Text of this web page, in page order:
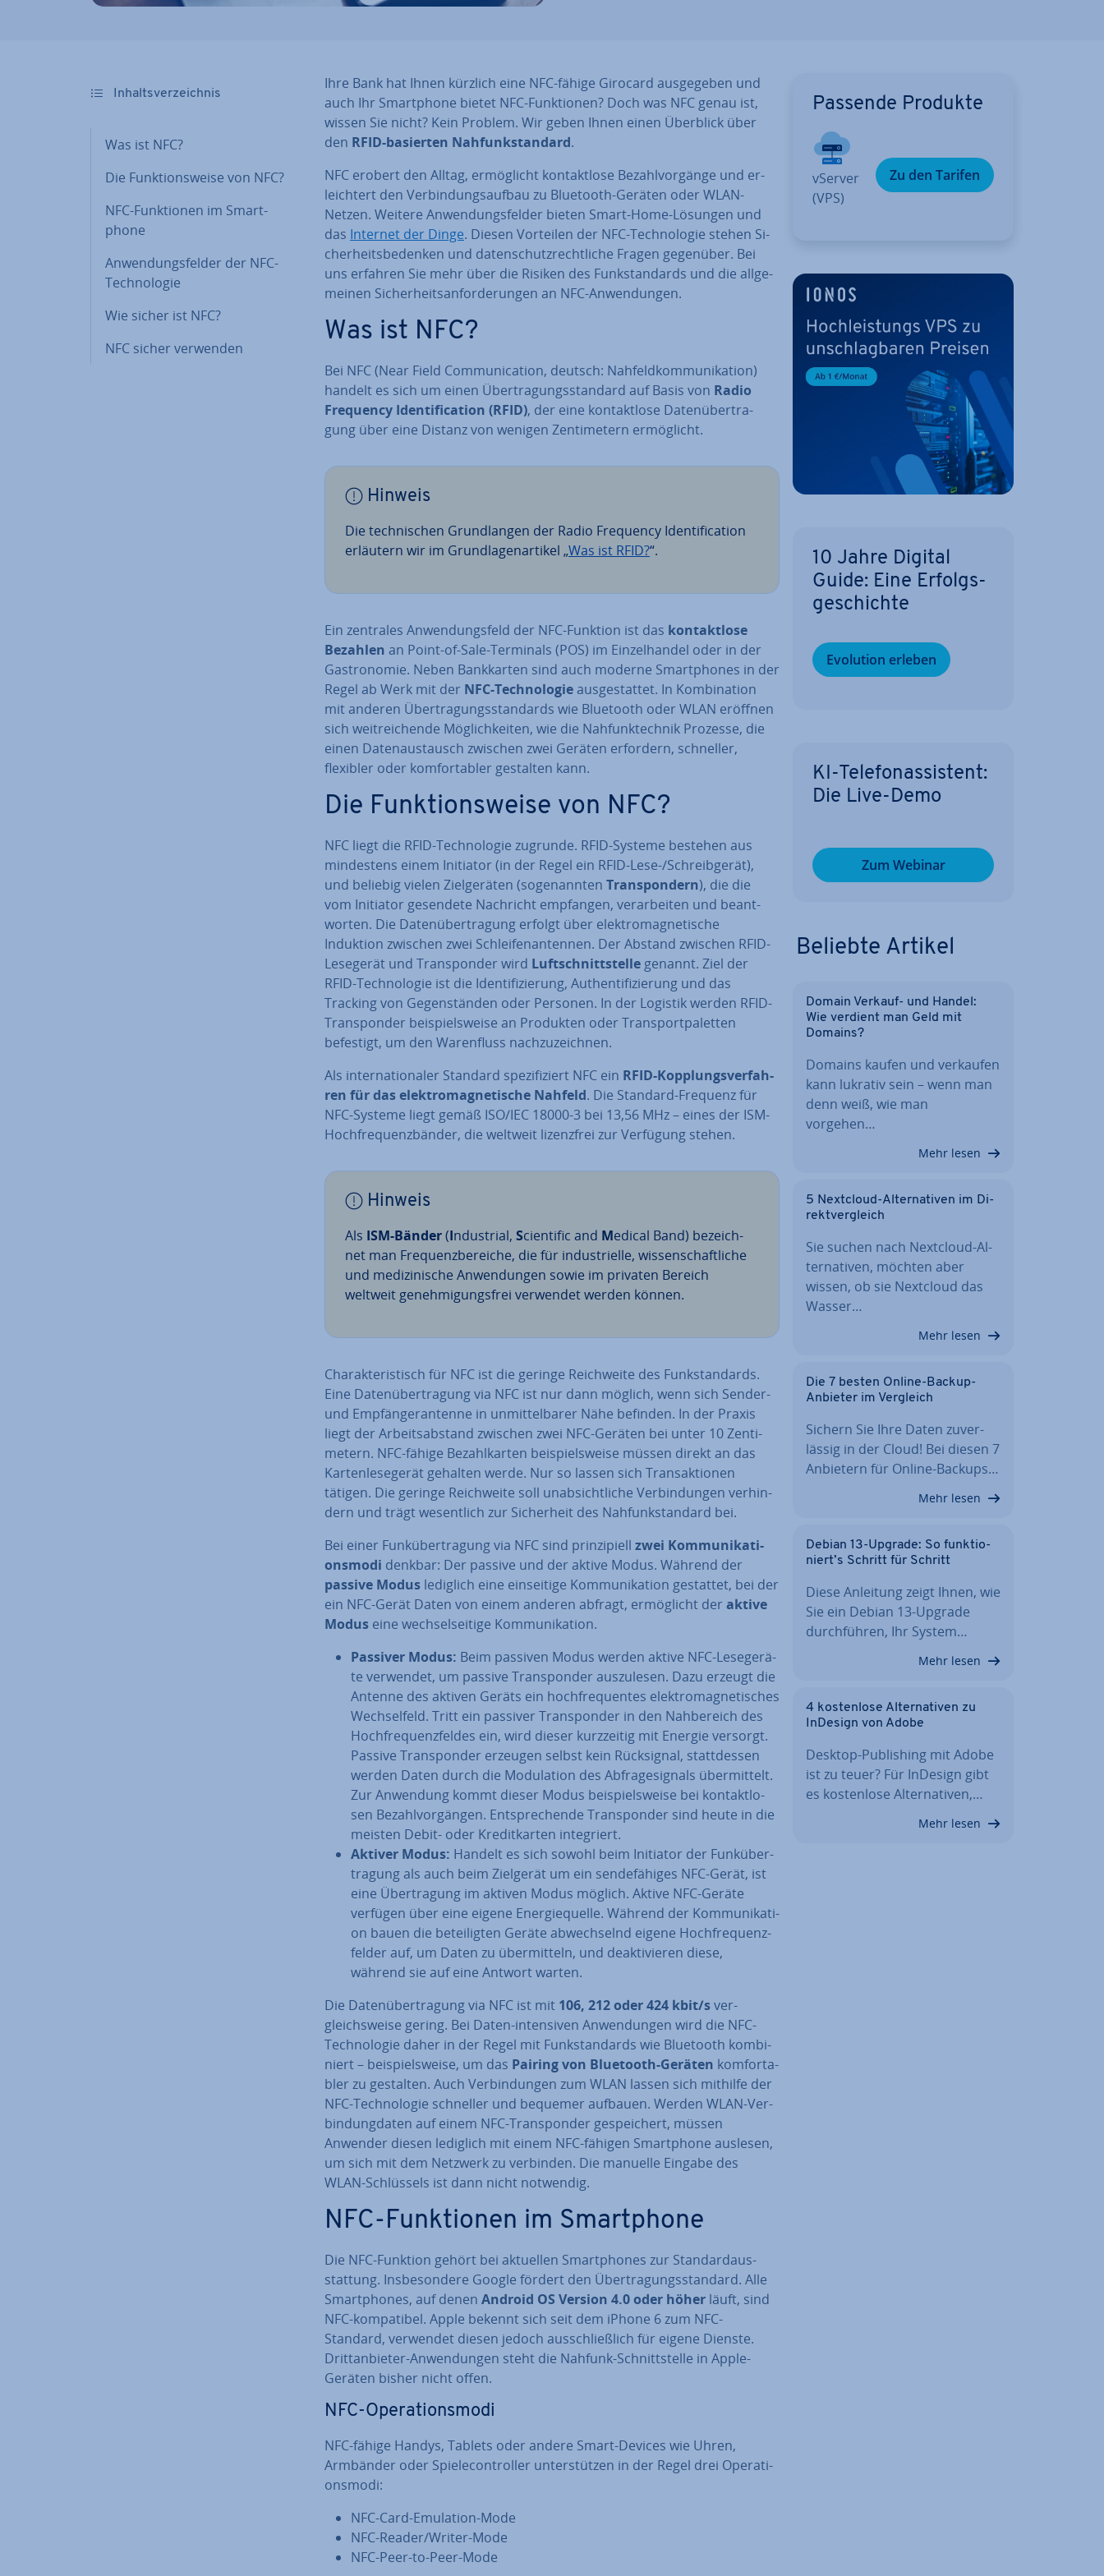
In­halts­ver­zeich­nis
Was ist NFC?
Die Funk­ti­ons­wei­se von NFC?
NFC-Funk­tio­nen im Smart­
phone
An­wen­dungs­fel­der der NFC-
Tech­no­lo­gie
Wie sicher ist NFC?
NFC sicher verwenden
Ihre Bank hat Ihnen kürzlich eine NFC-fähige Girocard aus­ge­ge­ben und
auch Ihr Smart­phone bietet NFC-Funk­tio­nen? Doch was NFC genau ist,
wissen Sie nicht? Kein Problem. Wir geben Ihnen einen Überblick über
den RFID-basierten Nah­funk­stan­dard.
NFC erobert den Alltag, er­mög­licht kon­takt­lo­se Be­zahl­vor­gän­ge und er­
leich­tert den Ver­bin­dungs­auf­bau zu Bluetooth-Geräten oder WLAN-
Netzen. Weitere An­wen­dungs­fel­der bieten Smart-Home-Lösungen und
das Internet der Dinge. Diesen Vorteilen der NFC-Tech­no­lo­gie stehen Si­
cher­heits­be­den­ken und da­ten­schutz­recht­li­che Fragen gegenüber. Bei
uns erfahren Sie mehr über die Risiken des Funk­stan­dards und die all­ge­
mei­nen Si­cher­heits­an­for­de­run­gen an NFC-An­wen­dun­gen.
Was ist NFC?
Bei NFC (Near Field Com­mu­ni­ca­ti­on, deutsch: Nah­feld­kom­mu­ni­ka­ti­on)
handelt es sich um einen Über­tra­gungs­stan­dard auf Basis von Radio
Frequency Iden­ti­fi­ca­ti­on (RFID), der eine kon­takt­lo­se Da­ten­über­tra­
gung über eine Distanz von wenigen Zen­ti­me­tern er­mög­licht.
Hinweis
Die tech­ni­schen Grund­lan­gen der Radio Frequency Iden­ti­fi­ca­ti­on
erläutern wir im Grund­la­gen­ar­ti­kel „Was ist RFID?“.
Ein zentrales An­wen­dungs­feld der NFC-Funktion ist das kon­takt­lo­se
Bezahlen an Point-of-Sale-Terminals (POS) im Ein­zel­han­del oder in der
Gas­tro­no­mie. Neben Bank­kar­ten sind auch moderne Smart­phones in der
Regel ab Werk mit der NFC-Tech­no­lo­gieaus­ge­stat­tet. In Kom­bi­na­ti­on
mit anderen Über­tra­gungs­stan­dards wie Bluetooth oder WLAN eröffnen
sich weit­rei­chen­de Mög­lich­kei­ten, wie die Nah­funk­tech­nik Prozesse, die
einen Da­ten­aus­tausch zwischen zwei Geräten erfordern, schneller,
flexibler oder kom­for­ta­bler gestalten kann.
Die Funk­ti­ons­wei­se von NFC?
NFC liegt die RFID-Tech­no­lo­gie zugrunde. RFID-Systeme bestehen aus
min­des­tens einem Initiator (in der Regel ein RFID-Lese-/Schreib­ge­rät),
und beliebig vielen Ziel­ge­rä­ten (so­ge­nann­ten Trans­pon­dern), die die
vom Initiator gesendete Nachricht empfangen, ver­ar­bei­ten und be­ant­
wor­ten. Die Da­ten­über­tra­gung erfolgt über elek­tro­ma­gne­ti­sche
Induktion zwischen zwei Schlei­fen­an­ten­nen. Der Abstand zwischen RFID-
Lesegerät und Trans­pon­der wird Luft­schnitt­stel­le genannt. Ziel der
RFID-Tech­no­lo­gie ist die Iden­ti­fi­zie­rung, Au­then­ti­fi­zie­rung und das
Tracking von Ge­gen­stän­den oder Personen. In der Logistik werden RFID-
Trans­pon­der bei­spiels­wei­se an Produkten oder Trans­port­pa­let­ten
befestigt, um den Wa­ren­fluss nach­zu­zeich­nen.
Als in­ter­na­tio­na­ler Standard spe­zi­fi­ziert NFC ein RFID-Kopp­lungs­ver­fah­
ren für das elek­tro­ma­gne­ti­sche Nahfeld. Die Standard-Frequenz für
NFC-Systeme liegt gemäß ISO/IEC 18000-3 bei 13,56 MHz – eines der ISM-
Hoch­fre­quenz­bän­der, die weltweit li­zenz­frei zur Verfügung stehen.
Hinweis
Als ISM-Bänder(Industrial, Scientific and Medical Band) be­zeich­
net man Fre­quenz­be­rei­che, die für in­dus­tri­el­le, wis­sen­schaft­li­che
und me­di­zi­ni­sche An­wen­dun­gen sowie im privaten Bereich
weltweit ge­neh­mi­gungs­frei verwendet werden können.
Cha­rak­te­ris­tisch für NFC ist die geringe Reich­wei­te des Funk­stan­dards.
Eine Da­ten­über­tra­gung via NFC ist nur dann möglich, wenn sich Sender-
und Emp­fän­ger­an­ten­ne in un­mit­tel­ba­rer Nähe befinden. In der Praxis
liegt der Ar­beits­ab­stand zwischen zwei NFC-Geräten bei unter 10 Zen­ti­
me­tern. NFC-fähige Be­zahl­kar­ten bei­spiels­wei­se müssen direkt an das
Kar­ten­le­se­ge­rät gehalten werde. Nur so lassen sich Trans­ak­tio­nen
tätigen. Die geringe Reich­wei­te soll un­ab­sicht­li­che Ver­bin­dun­gen ver­hin­
dern und trägt we­sent­lich zur Si­cher­heit des Nah­funk­stan­dard bei.
Bei einer Funk­über­tra­gung via NFC sind prin­zi­pi­ell zwei Kom­mu­ni­ka­ti­
ons­mo­di denkbar: Der passive und der aktive Modus. Während der
passive Modus lediglich eine ein­sei­ti­ge Kom­mu­ni­ka­ti­on gestattet, bei der
ein NFC-Gerät Daten von einem anderen abfragt, er­mög­licht der aktive
Modus eine wech­sel­sei­ti­ge Kom­mu­ni­ka­ti­on.
Passiver Modus: Beim passiven Modus werden aktive NFC-Le­se­ge­rä­
te verwendet, um passive Trans­pon­der aus­zu­le­sen. Dazu erzeugt die
Antenne des aktiven Geräts ein hoch­fre­quen­tes elek­tro­ma­gne­ti­sches
Wech­sel­feld. Tritt ein passiver Trans­pon­der in den Nah­be­reich des
Hoch­fre­quenz­fel­des ein, wird dieser kurz­zei­tig mit Energie versorgt.
Passive Trans­pon­der erzeugen selbst kein Rück­si­gnal, statt­des­sen
werden Daten durch die Mo­du­la­ti­on des Ab­fra­ge­si­gnals über­mit­telt.
Zur Anwendung kommt dieser Modus bei­spiels­wei­se bei kon­takt­lo­
sen Be­zahl­vor­gän­gen. Ent­spre­chen­de Trans­pon­der sind heute in die
meisten Debit- oder Kre­dit­kar­ten in­te­griert.
Aktiver Modus: Handelt es sich sowohl beim Initiator der Funk­über­
tra­gung als auch beim Zielgerät um ein sen­de­fä­hi­ges NFC-Gerät, ist
eine Über­tra­gung im aktiven Modus möglich. Aktive NFC-Geräte
verfügen über eine eigene En­er­gie­quel­le. Während der Kom­mu­ni­ka­ti­
on bauen die be­tei­lig­ten Geräte ab­wech­selnd eigene Hoch­fre­quenz­
fel­der auf, um Daten zu über­mit­teln, und de­ak­ti­vie­ren diese,
während sie auf eine Antwort warten.
Die Da­ten­über­tra­gung via NFC ist mit 106, 212 oder 424 kbit/sver­
gleichs­wei­se gering. Bei Daten-in­ten­si­ven An­wen­dun­gen wird die NFC-
Tech­no­lo­gie daher in der Regel mit Funk­stan­dards wie Bluetooth kom­bi­
niert – bei­spiels­wei­se, um das Pairing von Bluetooth-Geräten kom­for­ta­
bler zu gestalten. Auch Ver­bin­dun­gen zum WLAN lassen sich mithilfe der
NFC-Tech­no­lo­gie schneller und bequemer aufbauen. Werden WLAN-Ver­
bin­dung­da­ten auf einem NFC-Trans­pon­der ge­spei­chert, müssen
Anwender diesen lediglich mit einem NFC-fähigen Smart­phone auslesen,
um sich mit dem Netzwerk zu verbinden. Die manuelle Eingabe des
WLAN-Schlüs­sels ist dann nicht notwendig.
NFC-Funk­tio­nen im Smart­phone
Die NFC-Funktion gehört bei aktuellen Smart­phones zur Stan­dard­aus­
stat­tung. Ins­be­son­de­re Google fördert den Über­tra­gungs­stan­dard. Alle
Smart­phones, auf denen Android OS Version 4.0 oder höher läuft, sind
NFC-kom­pa­ti­bel. Apple bekennt sich seit dem iPhone 6 zum NFC-
Standard, verwendet diesen jedoch aus­schließ­lich für eigene Dienste.
Dritt­an­bie­ter-An­wen­dun­gen steht die Nahfunk-Schnitt­stel­le in Apple-
Geräten bisher nicht offen.
NFC-Ope­ra­ti­ons­mo­di
NFC-fähige Handys, Tablets oder andere Smart-Devices wie Uhren,
Armbänder oder Spie­le­con­trol­ler un­ter­stüt­zen in der Regel drei Ope­ra­ti­
ons­mo­di:
NFC-Card-Emulation-Mode
NFC-Reader/Writer-Mode
NFC-Peer-to-Peer-Mode
Passende Produkte
vServer
(VPS)
Zu den Tarifen
10 Jahre Digital
Guide: Eine Er­folgs­
ge­schich­te
Evolution erleben
KI-Te­le­fon­as­sis­tent:
Die Live-Demo
Zum Webinar
Beliebte Artikel
Domain Verkauf- und Handel:
Wie verdient man Geld mit
Domains?
Domains kaufen und verkaufen
kann lukrativ sein – wenn man
denn weiß, wie man
vorgehen…
Mehr lesen
5 Nextcloud-Al­ter­na­ti­ven im Di­
rekt­ver­gleich
Sie suchen nach Nextcloud-Al­
ter­na­ti­ven, möchten aber
wissen, ob sie Nextcloud das
Wasser…
Mehr lesen
Die 7 besten Online-Backup-
Anbieter im Vergleich
Sichern Sie Ihre Daten zu­ver­
läs­sig in der Cloud! Bei diesen 7
Anbietern für Online-Backups…
Mehr lesen
Debian 13-Upgrade: So funk­tio­
niert’s Schritt für Schritt
Diese Anleitung zeigt Ihnen, wie
Sie ein Debian 13-Upgrade
durch­füh­ren, Ihr System…
Mehr lesen
4 kos­ten­lo­se Al­ter­na­ti­ven zu
InDesign von Adobe
Desktop-Pu­bli­shing mit Adobe
ist zu teuer? Für InDesign gibt
es kos­ten­lo­se Al­ter­na­ti­ven,…
Mehr lesen